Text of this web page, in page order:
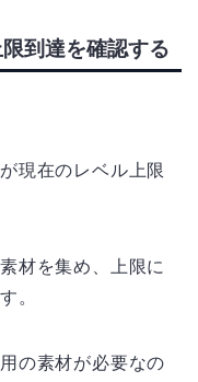
到達を確認する
現在のレベル上限
材を集め、上限に
。
の素材が必要なの